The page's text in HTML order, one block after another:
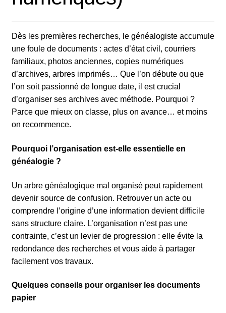
Dès les premières recherches, le généalogiste accumule
une foule de documents : actes d’état civil, courriers
familiaux, photos anciennes, copies numériques
d’archives, arbres imprimés… Que l’on débute ou que
l’on soit passionné de longue date, il est crucial
d’organiser ses archives avec méthode. Pourquoi ?
Parce que mieux on classe, plus on avance… et moins
on recommence.
Pourquoi l’organisation est-elle essentielle en
généalogie ?
Un arbre généalogique mal organisé peut rapidement
devenir source de confusion. Retrouver un acte ou
comprendre l’origine d’une information devient difficile
sans structure claire. L’organisation n’est pas une
contrainte, c’est un levier de progression : elle évite la
redondance des recherches et vous aide à partager
facilement vos travaux.
Quelques conseils pour organiser les documents
papier